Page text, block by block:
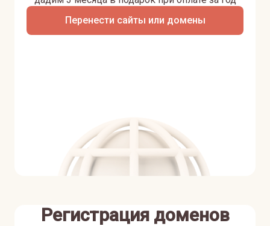
Перенести сайты или домены
Регистрация доменов